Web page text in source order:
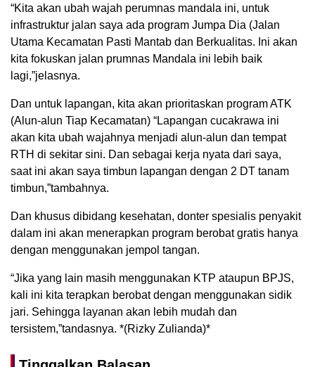
“Kita akan ubah wajah perumnas mandala ini, untuk
infrastruktur jalan saya ada program Jumpa Dia (Jalan
Utama Kecamatan Pasti Mantab dan Berkualitas. Ini akan
kita fokuskan jalan prumnas Mandala ini lebih baik
lagi,”jelasnya.
Dan untuk lapangan, kita akan prioritaskan program ATK
(Alun-alun Tiap Kecamatan) “Lapangan cucakrawa ini
akan kita ubah wajahnya menjadi alun-alun dan tempat
RTH di sekitar sini. Dan sebagai kerja nyata dari saya,
saat ini akan saya timbun lapangan dengan 2 DT tanam
timbun,”tambahnya.
Dan khusus dibidang kesehatan, donter spesialis penyakit
dalam ini akan menerapkan program berobat gratis hanya
dengan menggunakan jempol tangan.
“Jika yang lain masih menggunakan KTP ataupun BPJS,
kali ini kita terapkan berobat dengan menggunakan sidik
jari. Sehingga layanan akan lebih mudah dan
tersistem,”tandasnya. *(Rizky Zulianda)*